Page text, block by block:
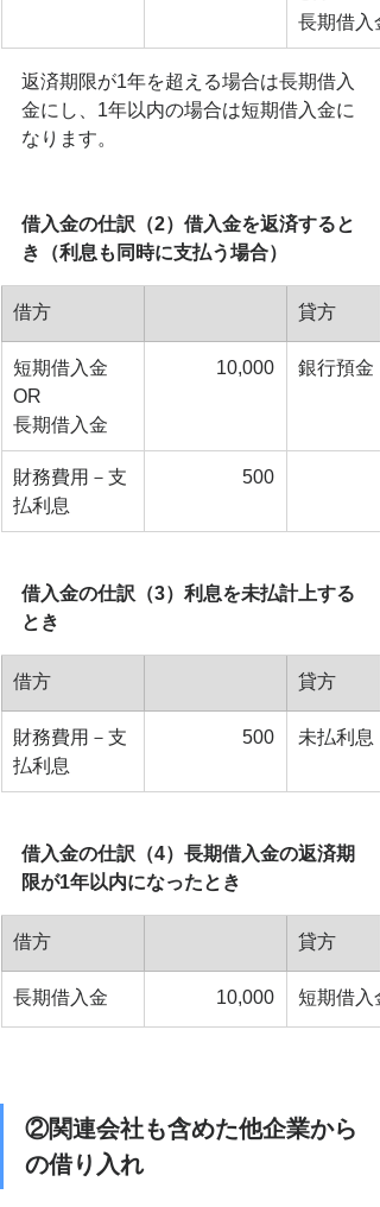
長期借入
返済期限が1年を超える場合は長期借入
金にし、1年以内の場合は短期借入金に
なります。
借入金の仕訳（2）借入金を返済すると
き（利息も同時に支払う場合）
借方 貸方
短期借入金
OR
長期借入金
10,000 銀行預金
財務費用－支
払利息
500
借入金の仕訳（3）利息を未払計上する
とき
借方 貸方
​財務費用－支
払利息
500 未払利息
借入金の仕訳（4）長期借入金の返済期
限が1年以内になったとき
借方 貸方
長期借入金 10,000 短期借入
②関連会社も含めた他企業から
の借り入れ